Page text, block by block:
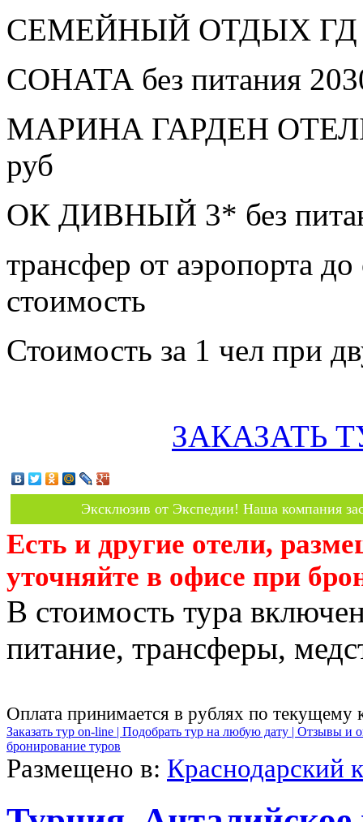
СЕМЕЙНЫЙ ОТДЫХ ГД
СОНАТА без питания
МАРИНА ГАРДЕН ОТЕЛЬ
руб
ОК ДИВНЫЙ 3* без
трансфер от аэропорта
стоимость
Стоимость за 1 чел при
ЗАКАЗАТЬ
Эксклюзив от Экспедии! Наша компания
Есть и другие отели,
уточняйте в офисе при
В стоимость тура
питание, трансферы,
Оплата принимается в рублях по текущему
Заказать тур on-line | Подобрать тур на любую дату | Отзывы и
бронирование туров
Размещено в: Краснодарский